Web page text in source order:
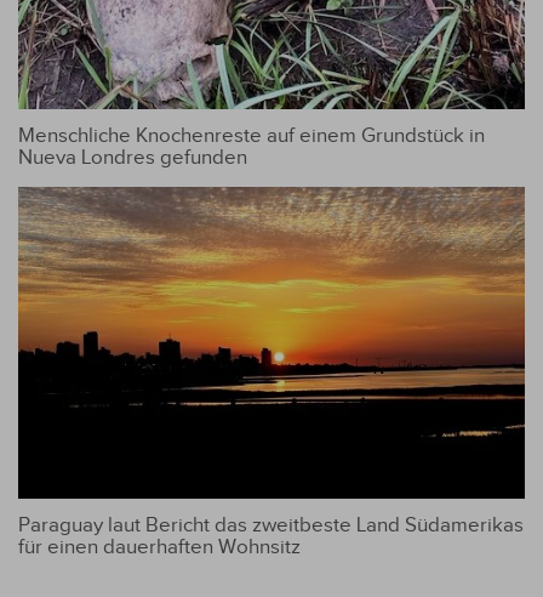
Menschliche Knochenreste auf einem Grundstück in
Nueva Londres gefunden
Paraguay laut Bericht das zweitbeste Land Südamerikas
für einen dauerhaften Wohnsitz